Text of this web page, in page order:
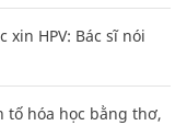
HPV: Bác sĩ nói
tố hóa học bằng thơ,